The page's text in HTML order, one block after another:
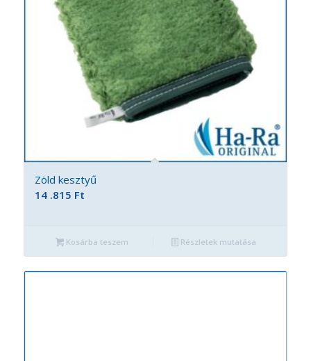
Zöld kesztyű
14 .815 Ft
Kosárba teszem Részletek mutatása